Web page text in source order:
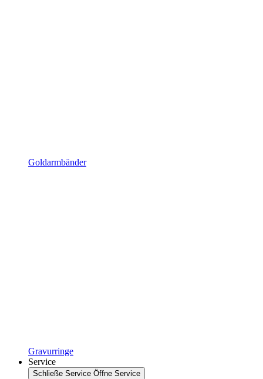
Goldarmbänder
Gravurringe
Service
Schließe Service Öffne Service